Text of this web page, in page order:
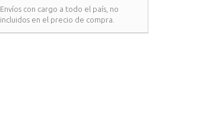
Envíos con cargo a todo el país, no
incluidos en el precio de compra.